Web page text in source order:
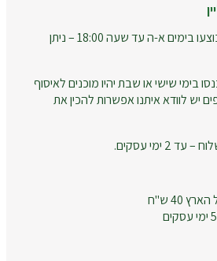
הזמנות באיסוף עצמי שיבוצעו בימים א-ה עד שעה 18:00 – ניתן
בימי שישי או שבת יהיו מוכנים לאיסוף
יש לוודא איתנו אפשרות להכין את
ימי עסקים.
40 ש"ח